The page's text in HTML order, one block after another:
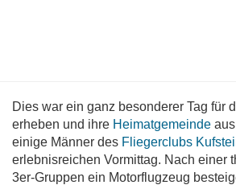
Dies war ein ganz besonderer Tag für
erheben und ihre Heimatgemeinde
einige Männer des Fliegerclubs
erlebnisreichen Vormittag. Nach einer
3er-Gruppen ein Motorflugzeug